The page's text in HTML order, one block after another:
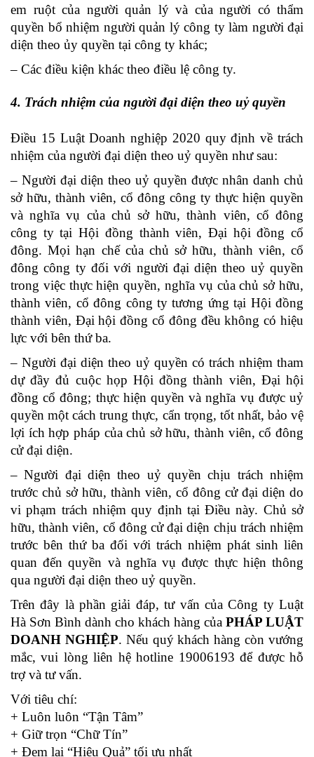
em ruột của người quản lý và của người có thẩm
quyền bổ nhiệm người quản lý công ty làm người đại
diện theo ủy quyền tại công ty khác;
– Các điều kiện khác theo điều lệ công ty.
4. Trách nhiệm của người đại diện theo uỷ quyền
Điều 15 Luật Doanh nghiệp 2020 quy định về trách
nhiệm của người đại diện theo uỷ quyền như sau:
– Người đại diện theo uỷ quyền được nhân danh chủ
sở hữu, thành viên, cổ đông công ty thực hiện quyền
và nghĩa vụ của chủ sở hữu, thành viên, cổ đông
công ty tại Hội đồng thành viên, Đại hội đồng cổ
đông. Mọi hạn chế của chủ sở hữu, thành viên, cổ
đông công ty đối với người đại diện theo uỷ quyền
trong việc thực hiện quyền, nghĩa vụ của chủ sở hữu,
thành viên, cổ đông công ty tương ứng tại Hội đồng
thành viên, Đại hội đồng cổ đông đều không có hiệu
lực với bên thứ ba.
– Người đại diện theo uỷ quyền có trách nhiệm tham
dự đầy đủ cuộc họp Hội đồng thành viên, Đại hội
đồng cổ đông; thực hiện quyền và nghĩa vụ được uỷ
quyền một cách trung thực, cẩn trọng, tốt nhất, bảo vệ
lợi ích hợp pháp của chủ sở hữu, thành viên, cổ đông
cử đại diện.
– Người đại diện theo uỷ quyền chịu trách nhiệm
trước chủ sở hữu, thành viên, cổ đông cử đại diện do
vi phạm trách nhiệm quy định tại Điều này. Chủ sở
hữu, thành viên, cổ đông cử đại diện chịu trách nhiệm
trước bên thứ ba đối với trách nhiệm phát sinh liên
quan đến quyền và nghĩa vụ được thực hiện thông
qua người đại diện theo uỷ quyền.
Trên đây là phần giải đáp, tư vấn của Công ty Luật
Hà Sơn Bình dành cho khách hàng của PHÁP LUẬT
DOANH NGHIỆP. Nếu quý khách hàng còn vướng
mắc, vui lòng liên hệ hotline 19006193 để được hỗ
trợ và tư vấn.
Với tiêu chí:
+ Luôn luôn “Tận Tâm”
+ Giữ trọn “Chữ Tín”
+ Đem lại “Hiệu Quả” tối ưu nhất